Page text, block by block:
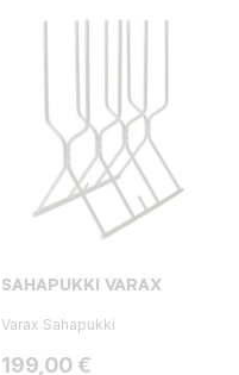
SAHAPUKKI VARAX
Varax Sahapukki
Hinta
199,00 €